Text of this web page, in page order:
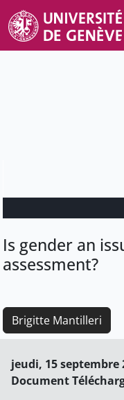
Is gender an
assessment?
Brigitte Mantilleri
jeudi, 15 septembre
Document